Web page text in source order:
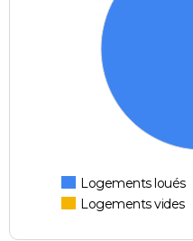
Logements loués
Logements vides